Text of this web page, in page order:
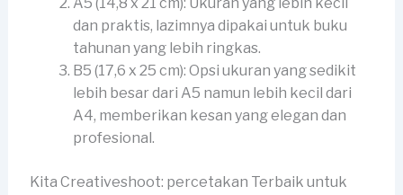
A5 (14,8 x 21 cm): Ukuran yang lebih kecil
dan praktis, lazimnya dipakai untuk buku
tahunan yang lebih ringkas.
B5 (17,6 x 25 cm): Opsi ukuran yang sedikit
lebih besar dari A5 namun lebih kecil dari
A4, memberikan kesan yang elegan dan
profesional.
Kita Creativeshoot: percetakan Terbaik untuk